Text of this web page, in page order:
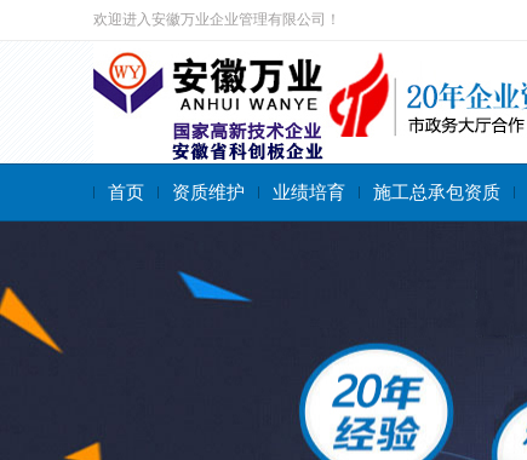
欢迎进入安徽万业企业管理有限公司！
首页 资质维护 业绩培育 施工总承包资质
搜索关键字： 施工总承包资质 专业承包资质 施工劳务资质